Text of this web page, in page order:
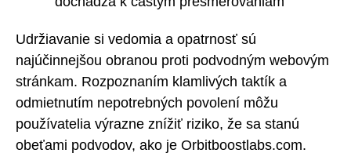
Udržiavanie si vedomia a opatrnosť sú
najúčinnejšou obranou proti podvodným webovým
stránkam. Rozpoznaním klamlivých taktík a
odmietnutím nepotrebných povolení môžu
používatelia výrazne znížiť riziko, že sa stanú
obeťami podvodov, ako je Orbitboostlabs.com.